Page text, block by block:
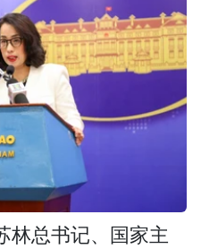
林总书记、国家主